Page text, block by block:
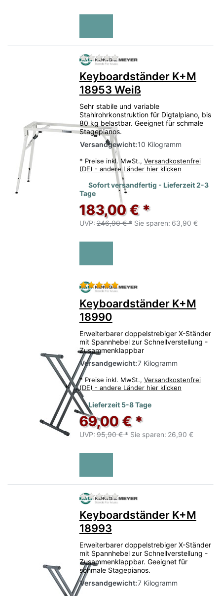
Zu diesem Produkt liegen
Keyboardständer K+M
18953 Weiß
Sehr stabile und variable
Stahlrohrkonstruktion für Digtalpiano, bis
80 kg belastbar. Geeignet für schmale
Stagepianos.
Versandgewicht:10 Kilogramm
* Preise inkl. MwSt., Versandkostenfrei
(DE) - andere Länder hier klicken
Sofort versandfertig - Lieferzeit 2-3
Tage
183,00 € *
UVP: 246,90 € * Sie sparen: 63,90 €
Bewertung: 5 von 5
Keyboardständer K+M
18990
Erweiterbarer doppelstrebiger X-Ständer
mit Spannhebel zur Schnellverstellung -
Zusammenklappbar
Versandgewicht:7 Kilogramm
* Preise inkl. MwSt., Versandkostenfrei
(DE) - andere Länder hier klicken
Lieferzeit 5-8 Tage
69,00 € *
UVP: 95,90 € * Sie sparen: 26,90 €
Zu diesem Produkt liegen
Keyboardständer K+M
18993
Erweiterbarer doppelstrebiger X-Ständer
mit Spannhebel zur Schnellverstellung -
Zusammenklappbar. Geeignet für
schmale Stagepianos.
Versandgewicht:7 Kilogramm